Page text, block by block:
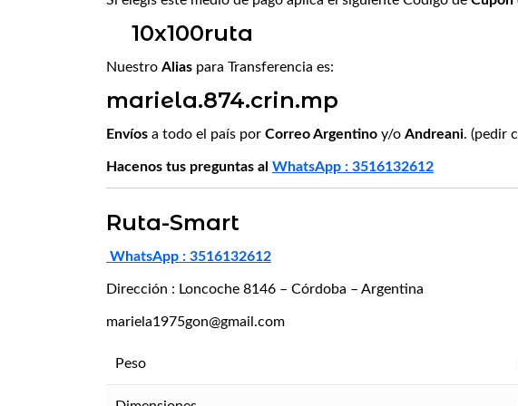
10x100ruta
Nuestro Alias para Transferencia es:
mariela.874.crin.mp
Envíos a todo el país por Correo Argentino y/o Andreani. (pedir
Hacenos tus preguntas al WhatsApp : 3516132612
Ruta-Smart
WhatsApp : 3516132612
Dirección : Loncoche 8146 – Córdoba – Argentina
mariela1975gon@gmail.com
Peso